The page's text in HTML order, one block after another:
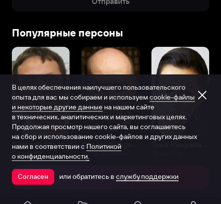
Популярные персоны
Виталий Шляппо
Продюсер Актёр дубляжа
Открыть в приложении
В целях обеспечения наилучшего пользовательского
опыта для вас мы собираем и используем cookie-файлы
и некоторые другие данные на нашем сайте
в технических, аналитических и маркетинговых целях.
Продолжая просмотр нашего сайта, вы соглашаетесь
на сбор и использование cookie-файлов и других данных
нами в соответствии с Политикой
о конфиденциальности.
Согласен или обратитесь в службу поддержки